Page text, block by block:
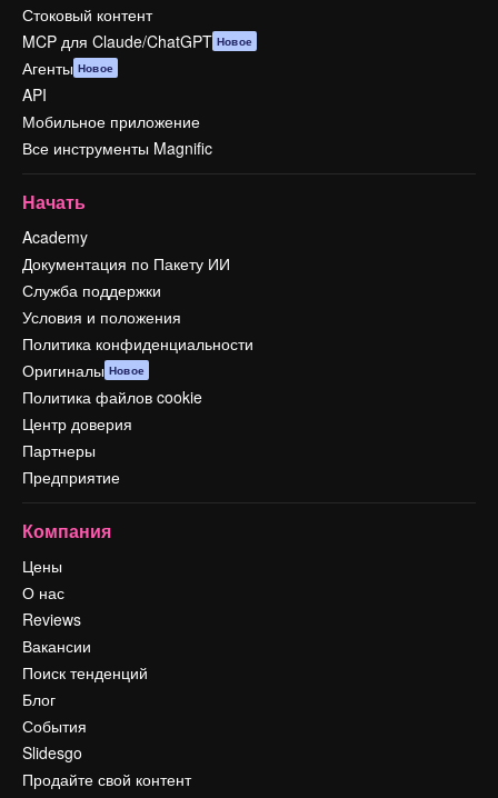
Стоковый контент
MCP для Claude/ChatGPT Новое
Агенты Новое
API
Мобильное приложение
Все инструменты Magnific
Начать
Academy
Документация по Пакету ИИ
Служба поддержки
Условия и положения
Политика конфиденциальности
Оригиналы Новое
Политика файлов cookie
Центр доверия
Партнеры
Предприятие
Компания
Цены
О нас
Reviews
Вакансии
Поиск тенденций
Блог
События
Slidesgo
Продайте свой контент